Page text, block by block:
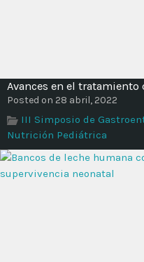
Avances en el tratamiento
Posted on 28 abril, 2022
III Simposio de
Nutrición Pediátrica